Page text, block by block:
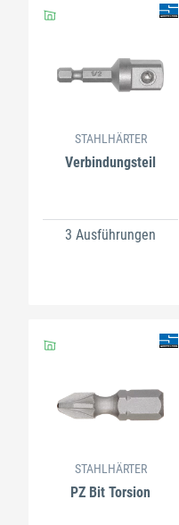
STAHLHÄRTER
Verbindungsteil
3 Ausführungen
STAHLHÄRTER
PZ Bit Torsion